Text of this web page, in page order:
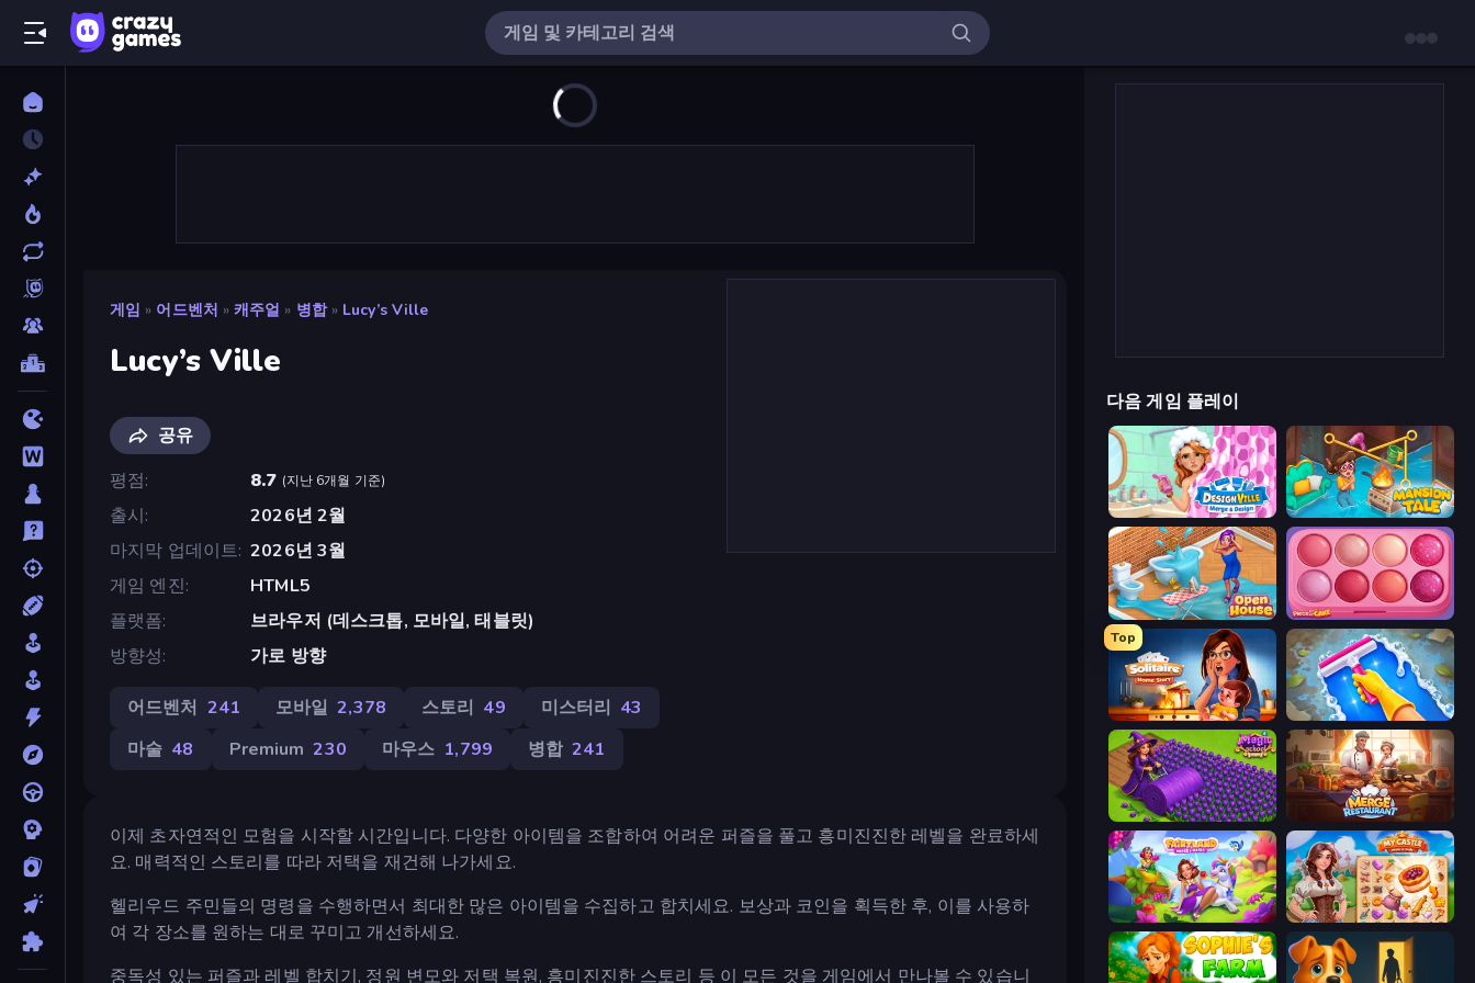
게임 » 어드벤처 » 캐주얼 » 병합 » Lucy’s Ville
Lucy’s Ville
공유
평점
8.7 (지난 6개월 기준)
출시
2026년 2월
마지막 업데이트 2026년 3월
게임 엔진
HTML5
플랫폼
브라우저 (데스크톱, 모바일, 태블릿)
방향성
가로 방향
어드벤처 241 모바일 2,378 스토리 49 미스터리 43
마술 48 Premium 230 마우스 1,799 병합 241
이제 초자연적인 모험을 시작할 시간입니다. 다양한 아이템을 조합하여 어려운 퍼즐을 풀고 흥미진진한 레벨을 완료하세
요. 매력적인 스토리를 따라 저택을 재건해 나가세요.
헬리우드 주민들의 명령을 수행하면서 최대한 많은 아이템을 수집하고 합치세요. 보상과 코인을 획득한 후, 이를 사용하
여 각 장소를 원하는 대로 꾸미고 개선하세요.
중독성 있는 퍼즐과 레벨 합치기, 정원 변모와 저택 복원, 흥미진진한 스토리 등 이 모든 것을 게임에서 만나볼 수 있습니
다음 게임 플레이
Designville: Merge & Design Mansion Tale: Merge Secrets
Open House Piece of Cake: Merge and Bake
Top
Solitaire Home Story Hotel Rush: Merge Story
Magic School Merge Restaurant
Fairyland Merge & Magic My Castle: Merge & Story